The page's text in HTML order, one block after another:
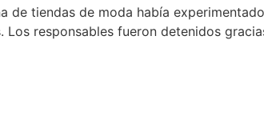
de tiendas de moda había
Los responsables fueron detenidos